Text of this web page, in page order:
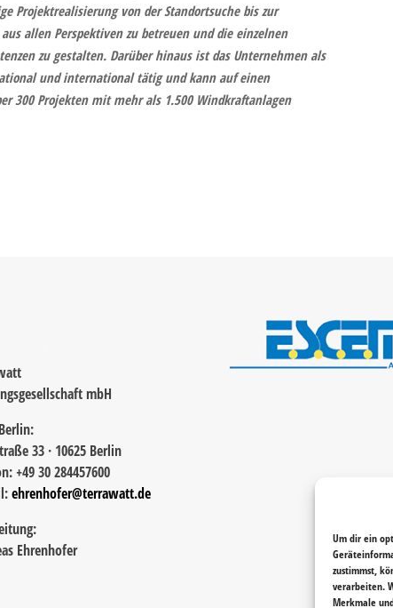
Um dir ein
zustimmst,
verarbeiten.
Merkmale
Projektrealisierung von der Standortsuche bis zur
allen Perspektiven zu betreuen und die einzelnen
zu gestalten. Darüber hinaus ist das Unternehmen als
und international tätig und kann auf einen
300 Projekten mit mehr als 1.500 Windkraftanlagen
mbH
33 · 10625 Berlin
+49 30 284457600
ehrenhofer@terrawatt.de
Ehrenhofer